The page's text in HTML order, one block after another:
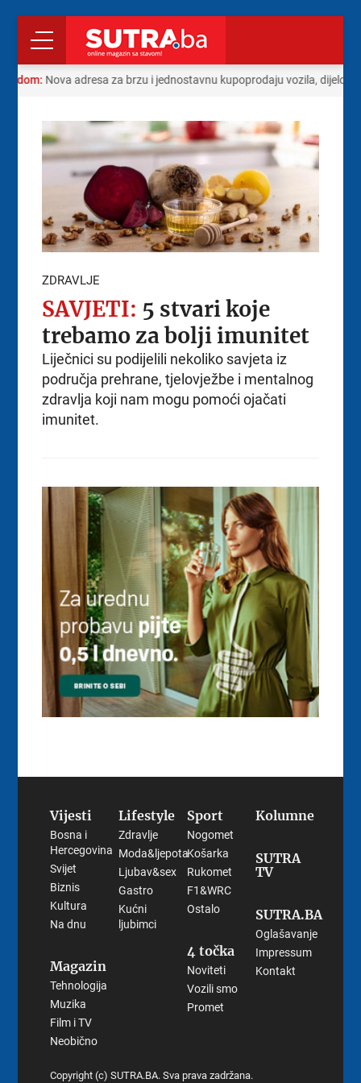
radom:Nova adresa za brzu i jednostavnu kupoprodaju vozila, dijelova
ZDRAVLJE
SAVJETI: 5 stvari koje
trebamo za bolji imunitet
Liječnici su podijelili nekoliko savjeta iz
područja prehrane, tjelovježbe i mentalnog
zdravlja koji nam mogu pomoći ojačati
imunitet.
Vijesti
Bosna i
Hercegovina
Svijet
Biznis
Kultura
Na dnu
Magazin
Tehnologija
Muzika
Film i TV
Neobično
Lifestyle
Zdravlje
Moda&ljepota
Ljubav&sex
Gastro
Kućni
ljubimci
Sport
Nogomet
Košarka
Rukomet
F1&WRC
Ostalo
4 točka
Noviteti
Vozili smo
Promet
Kolumne
SUTRA
TV
SUTRA.BA
Oglašavanje
Impressum
Kontakt
Copyright (c) SUTRA.BA. Sva prava zadržana.